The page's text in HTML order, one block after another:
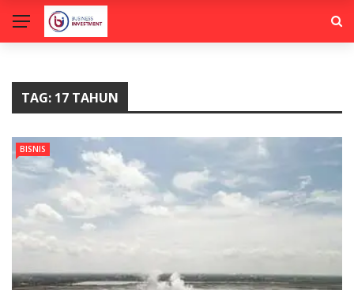
TAG: 17 TAHUN
BISNIS